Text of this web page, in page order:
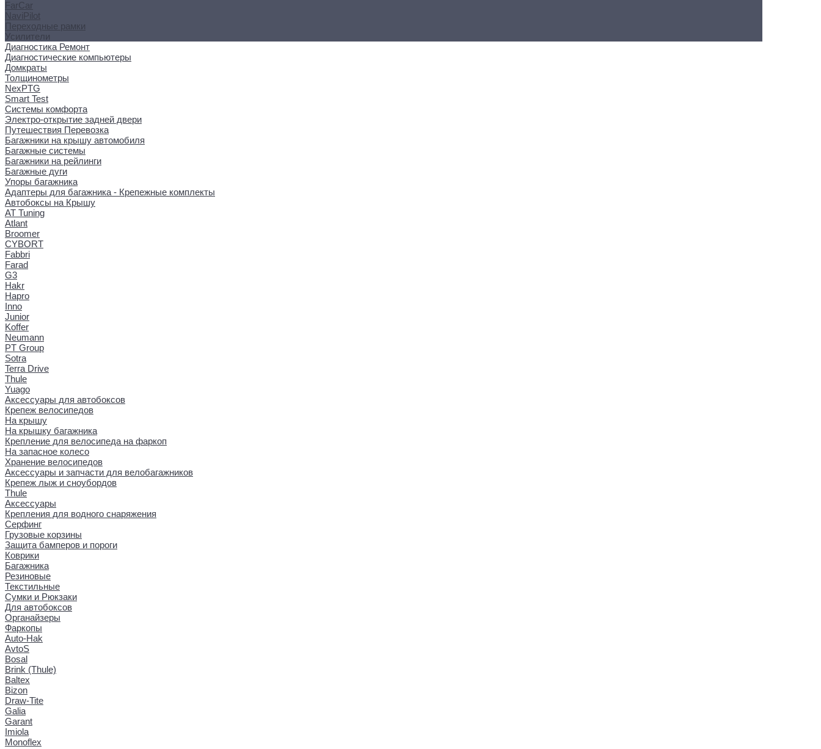
FarCar
NaviPilot
Переходные рамки
Усилители
Диагностика Ремонт
Диагностические компьютеры
Домкраты
Толщинометры
NexPTG
Smart Test
Системы комфорта
Электро-открытие задней двери
Путешествия Перевозка
Багажники на крышу автомобиля
Багажные системы
Багажники на рейлинги
Багажные дуги
Упоры багажника
Адаптеры для багажника - Крепежные комплекты
Автобоксы на Крышу
AT Tuning
Atlant
Broomer
CYBORT
Fabbri
Farad
G3
Hakr
Hapro
Inno
Junior
Koffer
Neumann
PT Group
Sotra
Terra Drive
Thule
Yuago
Аксессуары для автобоксов
Крепеж велосипедов
На крышу
На крышку багажника
Крепление для велосипеда на фаркоп
На запасное колесо
Хранение велосипедов
Аксессуары и запчасти для велобагажников
Крепеж лыж и сноубордов
Thule
Аксессуары
Крепления для водного снаряжения
Серфинг
Грузовые корзины
Защита бамперов и пороги
Коврики
Багажника
Резиновые
Текстильные
Сумки и Рюкзаки
Для автобоксов
Органайзеры
Фаркопы
Auto-Hak
AvtoS
Bosal
Brink (Thule)
Baltex
Bizon
Draw-Tite
Galia
Garant
Imiola
Monoflex